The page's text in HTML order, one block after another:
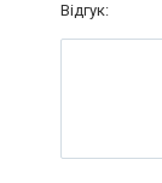
Відгук: